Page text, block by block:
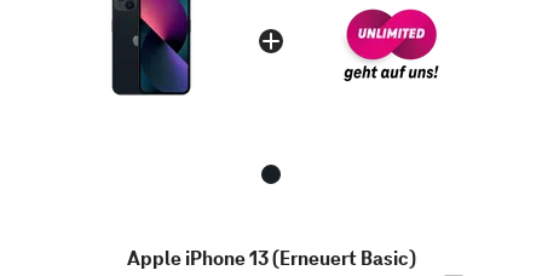
Apple iPhone 13 (Erneuert Basic)